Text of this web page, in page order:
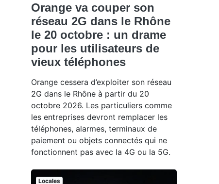
Orange va couper son
réseau 2G dans le Rhône
le 20 octobre : un drame
pour les utilisateurs de
vieux téléphones
Orange cessera d’exploiter son réseau
2G dans le Rhône à partir du 20
octobre 2026. Les particuliers comme
les entreprises devront remplacer les
téléphones, alarmes, terminaux de
paiement ou objets connectés qui ne
fonctionnent pas avec la 4G ou la 5G.
Locales